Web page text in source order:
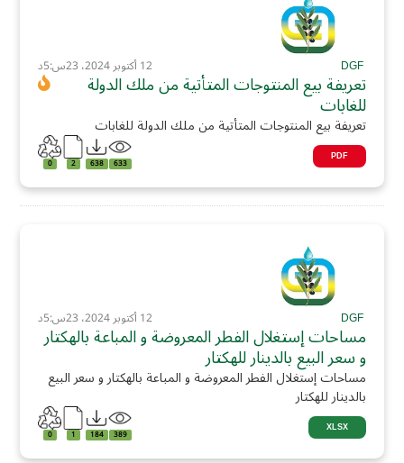
DGF 12 أكتوبر 2024، 23س:5د
تعريفة بيع المنتوجات المتأتية من ملك الدولة
للغابات
تعريفة بيع المنتوجات المتأتية من ملك الدولة للغابات
PDF
633
638
2
0
DGF 12 أكتوبر 2024، 23س:5د
مساحات إستغلال الفطر المعروضة و المباعة بالهكتار
و سعر البيع بالدينار للهكتار
مساحات إستغلال الفطر المعروضة و المباعة بالهكتار و سعر البيع
بالدينار للهكتار
XLSX
389
184
1
0